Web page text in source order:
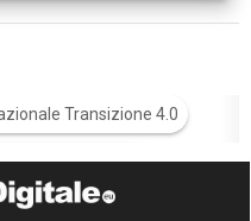
Transizione 4.0
Transizione 4.0